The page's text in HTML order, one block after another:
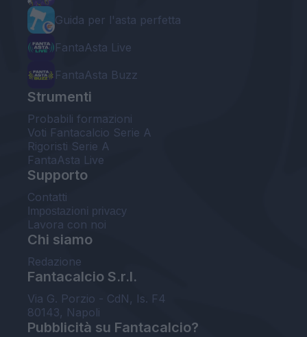
Guida per l'asta perfetta
FantaAsta Live
FantaAsta Buzz
Strumenti
Probabili formazioni
Voti Fantacalcio Serie A
Rigoristi Serie A
FantaAsta Live
Supporto
Contatti
Impostazioni privacy
Lavora con noi
Chi siamo
Redazione
Fantacalcio S.r.l.
Via G. Porzio - CdN, Is. F4
80143, Napoli
Pubblicità su Fantacalcio?